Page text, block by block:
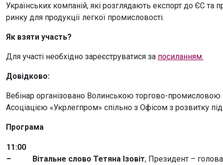
Українських компаній, які розглядають експорт до ЄС та
ринку для продукції легкої промисловості.
Як взяти участь?
Для участі необхідно зареєструватися за посиланням.
Довідково:
Вебінар організовано Волинською торгово-
Асоціацією «Укрлегпром» спільно з Офісом з розвитку
Програма
11:00
–
Вітальне слово Тетяна Ізовіт, Президент –